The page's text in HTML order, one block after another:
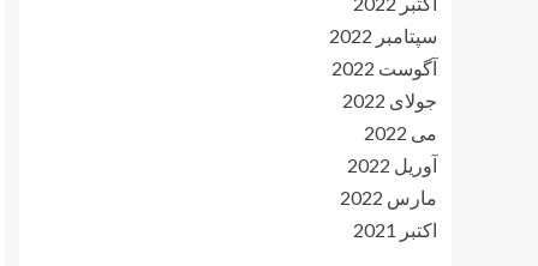
سپتامبر 2022
آگوست 2022
جولای 2022
می 2022
آوریل 2022
مارس 2022
اکتبر 2021